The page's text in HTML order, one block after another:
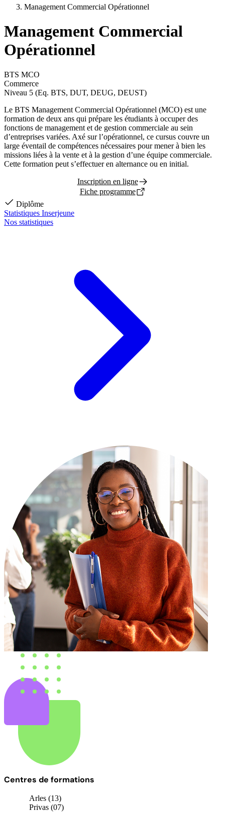
Management Commercial Opérationnel
Management Commercial
Opérationnel
BTS MCO
Commerce
Niveau 5 (Eq. BTS, DUT, DEUG, DEUST)
Le BTS Management Commercial Opérationnel (MCO) est une
formation de deux ans qui prépare les étudiants à occuper des
fonctions de management et de gestion commerciale au sein
d’entreprises variées. Axé sur l’opérationnel, ce cursus couvre un
large éventail de compétences nécessaires pour mener à bien les
missions liées à la vente et à la gestion d’une équipe commerciale.
Cette formation peut s’effectuer en alternance ou en initial.
Inscription en ligne
Fiche programme
Diplôme
Statistiques Inserjeune
Nos statistiques
Centres de formations
Arles (13)
Privas (07)